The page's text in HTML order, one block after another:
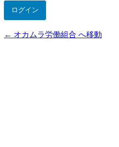
← オカムラ労働組合 へ移動